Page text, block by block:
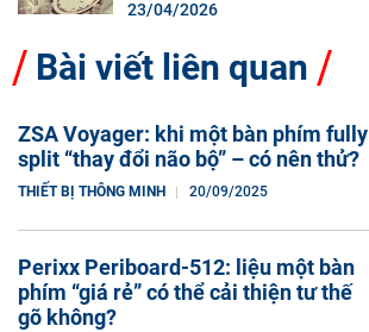
23/04/2026
Bài viết liên quan
ZSA Voyager: khi một bàn phím fully
split “thay đổi não bộ” – có nên thử?
THIẾT BỊ THÔNG MINH 20/09/2025
Perixx Periboard-512: liệu một bàn
phím “giá rẻ” có thể cải thiện tư thế
gõ không?